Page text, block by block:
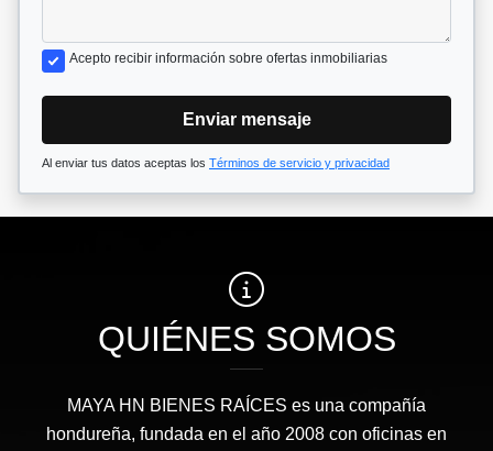
Acepto recibir información sobre ofertas inmobiliarias
Enviar mensaje
Al enviar tus datos aceptas los Términos de servicio y privacidad
QUIÉNES SOMOS
MAYA HN BIENES RAÍCES​ es una compañía
hondureña, fundada en el año 2008 con oficinas en